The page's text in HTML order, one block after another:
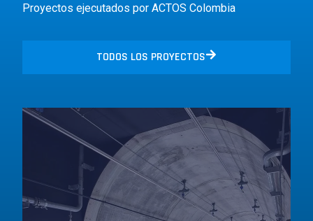
Proyectos ejecutados por ACTOS Colombia
TODOS LOS PROYECTOS